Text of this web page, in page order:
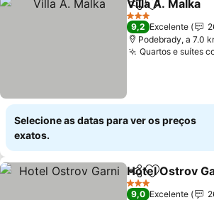
PartilharAdicionar
Villa A. Malka
3 Estrelas
9,2 Excelente
Podebrady, a 7.0
Quartos e suítes
Selecione as datas para ver os preços
exatos.
PartilharAdicionar
Hotel Ostrov
3 Estrelas
9,0 Excelente